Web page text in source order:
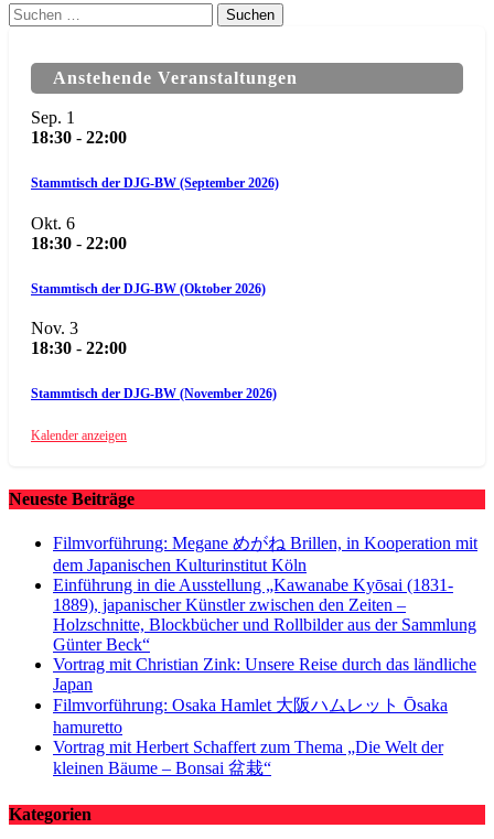
Suchen
nach:
Anstehende Veranstaltungen
Sep. 1
18:30 - 22:00
Stammtisch der DJG-BW (September 2026)
Okt. 6
18:30 - 22:00
Stammtisch der DJG-BW (Oktober 2026)
Nov. 3
18:30 - 22:00
Stammtisch der DJG-BW (November 2026)
Kalender anzeigen
Neueste Beiträge
Filmvorführung: Megane めがね Brillen, in Kooperation mit
dem Japanischen Kulturinstitut Köln
Einführung in die Ausstellung „Kawanabe Kyōsai (1831-
1889), japanischer Künstler zwischen den Zeiten –
Holzschnitte, Blockbücher und Rollbilder aus der Sammlung
Günter Beck“
Vortrag mit Christian Zink: Unsere Reise durch das ländliche
Japan
Filmvorführung: Osaka Hamlet 大阪ハムレット Ōsaka
hamuretto
Vortrag mit Herbert Schaffert zum Thema „Die Welt der
kleinen Bäume – Bonsai 盆栽“
Kategorien